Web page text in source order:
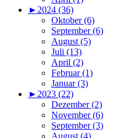
► 2024 (36)
Oktober (6)
September (6)
August (5)
Juli (13)
April (2)
Februar (1)
Januar (3)
► 2023 (22)
Dezember (2)
November (6)
September (3)
August (4)